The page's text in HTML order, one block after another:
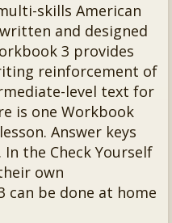
skills American
and designed
3 provides
reinforcement of
level text for
is one Workbook
Answer keys
the Check Yourself
own
can be done at home